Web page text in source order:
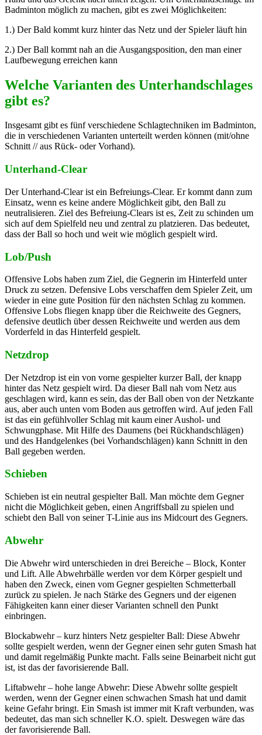
Badminton möglich zu machen, gibt es zwei Möglichkeiten:
1.) Der Bald kommt kurz hinter das Netz und der Spieler läuft hin
2.) Der Ball kommt nah an die Ausgangsposition, den man einer
Laufbewegung erreichen kann
Welche Varianten des Unterhandschlages
gibt es?
Insgesamt gibt es fünf verschiedene Schlagtechniken im Badminton,
die in verschiedenen Varianten unterteilt werden können (mit/ohne
Schnitt // aus Rück- oder Vorhand).
Unterhand-Clear
Der Unterhand-Clear ist ein Befreiungs-Clear. Er kommt dann zum
Einsatz, wenn es keine andere Möglichkeit gibt, den Ball zu
neutralisieren. Ziel des Befreiung-Clears ist es, Zeit zu schinden um
sich auf dem Spielfeld neu und zentral zu platzieren. Das bedeutet,
dass der Ball so hoch und weit wie möglich gespielt wird.
Lob/Push
Offensive Lobs haben zum Ziel, die Gegnerin im Hinterfeld unter
Druck zu setzen. Defensive Lobs verschaffen dem Spieler Zeit, um
wieder in eine gute Position für den nächsten Schlag zu kommen.
Offensive Lobs fliegen knapp über die Reichweite des Gegners,
defensive deutlich über dessen Reichweite und werden aus dem
Vorderfeld in das Hinterfeld gespielt.
Netzdrop
Der Netzdrop ist ein von vorne gespielter kurzer Ball, der knapp
hinter das Netz gespielt wird. Da dieser Ball nah vom Netz aus
geschlagen wird, kann es sein, das der Ball oben von der Netzkante
aus, aber auch unten vom Boden aus getroffen wird. Auf jeden Fall
ist das ein gefühlvoller Schlag mit kaum einer Aushol- und
Schwungphase. Mit Hilfe des Daumens (bei Rückhandschlägen)
und des Handgelenkes (bei Vorhandschlägen) kann Schnitt in den
Ball gegeben werden.
Schieben
Schieben ist ein neutral gespielter Ball. Man möchte dem Gegner
nicht die Möglichkeit geben, einen Angriffsball zu spielen und
schiebt den Ball von seiner T-Linie aus ins Midcourt des Gegners.
Abwehr
Die Abwehr wird unterschieden in drei Bereiche – Block, Konter
und Lift. Alle Abwehrbälle werden vor dem Körper gespielt und
haben den Zweck, einen vom Gegner gespielten Schmetterball
zurück zu spielen. Je nach Stärke des Gegners und der eigenen
Fähigkeiten kann einer dieser Varianten schnell den Punkt
einbringen.
Blockabwehr – kurz hinters Netz gespielter Ball: Diese Abwehr
sollte gespielt werden, wenn der Gegner einen sehr guten Smash hat
und damit regelmäßig Punkte macht. Falls seine Beinarbeit nicht gut
ist, ist das der favorisierende Ball.
Liftabwehr – hohe lange Abwehr: Diese Abwehr sollte gespielt
werden, wenn der Gegner einen schwachen Smash hat und damit
keine Gefahr bringt. Ein Smash ist immer mit Kraft verbunden, was
bedeutet, das man sich schneller K.O. spielt. Deswegen wäre das
der favorisierende Ball.